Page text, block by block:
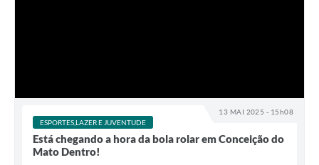
13 MAI 2025 - 15h08
ESPORTES,LAZER E JUVENTUDE
Está chegando a hora da bola rolar em Conceição do
Mato Dentro!